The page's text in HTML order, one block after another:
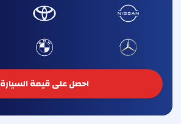
احصل على قيمة السيارة